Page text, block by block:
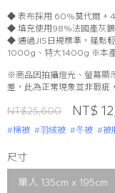
◆ 表布採用 60%莫代爾 +
◆ 填充使用98%法國產灰
◆ 通過JIS日規標準，蓬鬆
1000g、特大1400g ※本產
※商品因拍攝燈光、螢幕顯
差，此為正常現象並非瑕疵
NT$25,600 NT$
#棉被 #羽絨被 #冬被 #被
尺寸
單人 135cm x 195cm